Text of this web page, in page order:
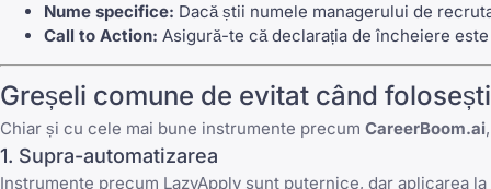
Nume specifice: Dacă știi numele managerului de
Call to Action: Asigură-te că declarația de încheiere
Greșeli comune de evitat când
Chiar și cu cele mai bune instrumente precum CareerBoom.ai
1. Supra-automatizarea
Instrumente precum LazyApply sunt puternice, dar aplicarea